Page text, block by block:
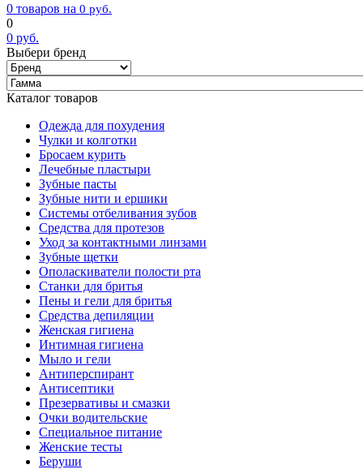
0 товаров на 0 руб.
0
0 руб.
Выбери бренд
Каталог товаров
Одежда для похудения
Чулки и колготки
Бросаем курить
Лечебные пластыри
Зубные пасты
Зубные нити и ершики
Системы отбеливания зубов
Средства для протезов
Уход за контактными линзами
Зубные щетки
Ополаскиватели полости рта
Станки для бритья
Пены и гели для бритья
Средства депиляции
Женская гигиена
Интимная гигиена
Мыло и гели
Антиперспирант
Антисептики
Презервативы и смазки
Очки водительские
Специальное питание
Женские тесты
Беруши